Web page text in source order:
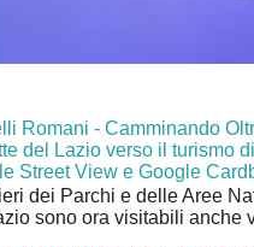
Romani - Camminando
del Lazio verso il turismo
Street View e Google
dei Parchi e delle Aree
sono ora visitabili anche